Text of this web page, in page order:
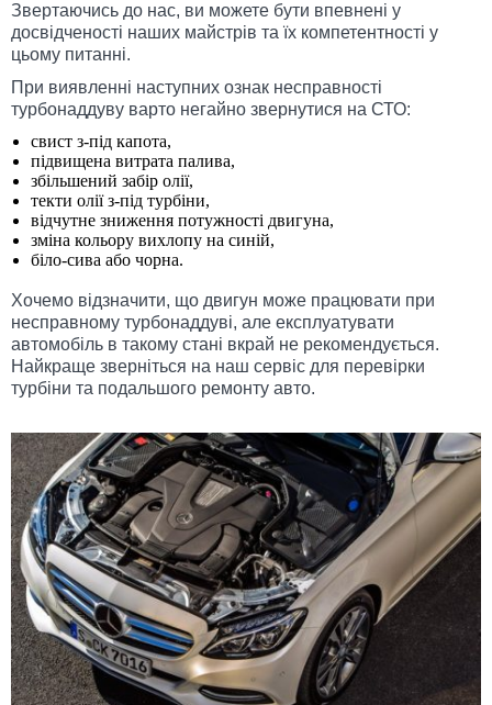
Звертаючись до нас, ви можете бути впевнені у
досвідченості наших майстрів та їх компетентності у
цьому питанні.
При виявленні наступних ознак несправності
турбонаддуву варто негайно звернутися на СТО:
свист з-під капота,
підвищена витрата палива,
збільшений забір олії,
текти олії з-під турбіни,
відчутне зниження потужності двигуна,
зміна кольору вихлопу на синій,
біло-сива або чорна.
Хочемо відзначити, що двигун може працювати при
несправному турбонаддуві, але експлуатувати
автомобіль в такому стані вкрай не рекомендується.
Найкраще зверніться на наш сервіс для перевірки
турбіни та подальшого ремонту авто.